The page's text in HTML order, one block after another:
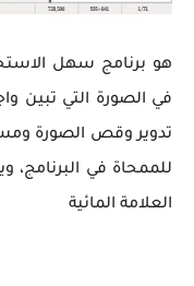
هو برنامج سهل
في الصورة التي تبين
للممحاة في
العلامة المائية